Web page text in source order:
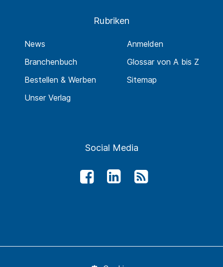
Rubriken
News
Branchenbuch
Bestellen & Werben
Unser Verlag
Anmelden
Glossar von A bis Z
Sitemap
Social Media